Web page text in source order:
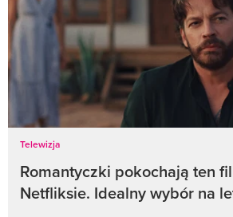
Telewizja
Romantyczki pokochają ten
Netfliksie. Idealny wybór na